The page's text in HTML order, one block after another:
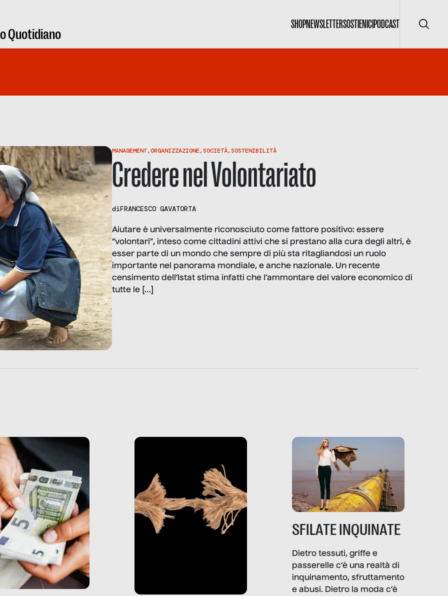
Quotidiano
SHOPNEWSLETTERSOSTIENICIPODCAST Cerca
MANAGEMENT,ORGANIZZAZIONE,SOCIETÀ,SOSTENIBILITÀ
Credere nel Volontariato
diFRANCESCO GAVATORTA
Aiutare è universalmente riconosciuto come fattore positivo: essere
“volontari”, inteso come cittadini attivi che si prestano alla cura degli altri, è
esser parte di un mondo che sempre di più sta ritagliandosi un ruolo
importante nel panorama mondiale, e anche nazionale. Un recente
censimento dell’Istat stima infatti che l’ammontare del valore economico di
tutte le […]
SFILATE INQUINATE
Dietro tessuti, griffe e
passerelle c’è una realtà di
inquinamento, sfruttamento
e abusi. Dietro la moda c’è